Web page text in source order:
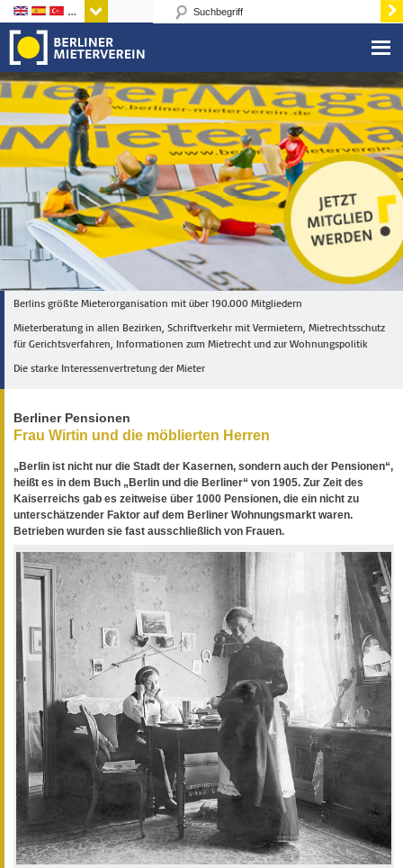
Sprachen
Berlins größte Mieterorganisation mit über 190.000 Mitgliedern
Mieterberatung in allen Bezirken, Schriftverkehr mit Vermietern, Mietrechtsschutz
für Gerichtsverfahren, Informationen zum Mietrecht und zur Wohnungspolitik
Die starke Interessenvertretung der Mieter
Berliner Pensionen
Frau Wirtin und die möblierten Herren
„Berlin ist nicht nur die Stadt der Kasernen, sondern auch der Pensionen“,
heißt es in dem Buch „Berlin und die Berliner“ von 1905. Zur Zeit des
Kaiserreichs gab es zeitweise über 1000 Pensionen, die ein nicht zu
unterschätzender Faktor auf dem Berliner Wohnungsmarkt waren.
Betrieben wurden sie fast ausschließlich von Frauen.